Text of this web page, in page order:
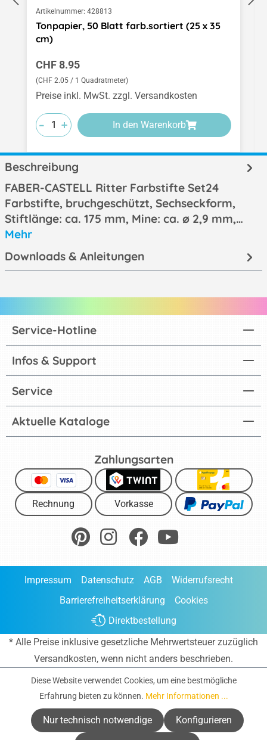
Artikelnummer: 428813
Tonpapier, 50 Blatt farb.sortiert (25 x 35
cm)
Regulärer Preis:
CHF 8.95
(CHF 2.05 / 1 Quadratmeter)
Preise inkl. MwSt. zzgl. Versandkosten
-
-
- +
+
+ In den Warenkorb
Beschreibung
FABER-CASTELL Ritter Farbstifte Set24
Farbstifte, bruchgeschützt, Sechseckform,
Stiftlänge: ca. 175 mm, Mine: ca. ø 2,9 mm,…
Mehr
Downloads & Anleitungen
Aktuelle Kataloge
Service-Hotline
Infos & Support
Service
Zahlungsarten
Rechnung Vorkasse
Impressum Datenschutz AGB
Widerrufsrecht
Barrierefreiheitserklärung
Cookies
Direktbestellung
* Alle Preise inklusive gesetzliche Mehrwertsteuer zuzüglich
Versandkosten, wenn nicht anders beschrieben.
Diese Website verwendet Cookies, um eine bestmögliche
Erfahrung bieten zu können. Mehr Informationen ...
Nur technisch notwendige Konfigurieren